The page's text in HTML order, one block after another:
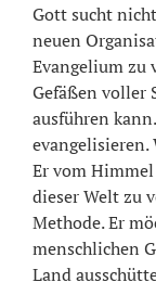
Gott sucht
neuen
Evangelium zu
Gefäßen voller
ausführen
evangelisieren.
Er vom
dieser Welt zu
Methode. Er
menschlichen
Land